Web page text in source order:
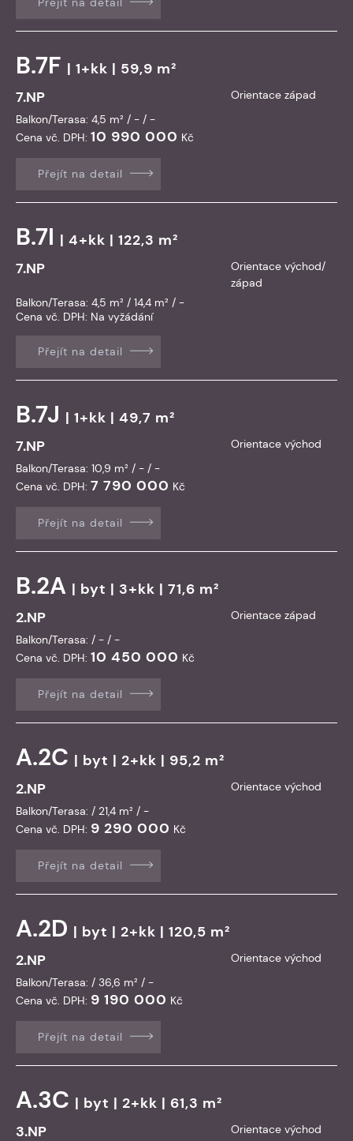
B.7F | 1+kk | 59,9 m²
7.NP
Orientace západ
Balkon/Terasa: 4,5 m² / - / -
Cena vč. DPH: 10 990 000 Kč
Přejít na detail
B.7I | 4+kk | 122,3 m²
7.NP
Orientace východ/
západ
Balkon/Terasa: 4,5 m² / 14,4 m² / -
Cena vč. DPH: Na vyžádání
Přejít na detail
B.7J | 1+kk | 49,7 m²
7.NP
Orientace východ
Balkon/Terasa: 10,9 m² / - / -
Cena vč. DPH: 7 790 000 Kč
Přejít na detail
B.2A | byt | 3+kk | 71,6 m²
2.NP
Orientace západ
Balkon/Terasa: / - / -
Cena vč. DPH: 10 450 000 Kč
Přejít na detail
A.2C | byt | 2+kk | 95,2 m²
2.NP
Orientace východ
Balkon/Terasa: / 21,4 m² / -
Cena vč. DPH: 9 290 000 Kč
Přejít na detail
A.2D | byt | 2+kk | 120,5 m²
2.NP
Orientace východ
Balkon/Terasa: / 36,6 m² / -
Cena vč. DPH: 9 190 000 Kč
Přejít na detail
A.3C | byt | 2+kk | 61,3 m²
3.NP
Orientace východ